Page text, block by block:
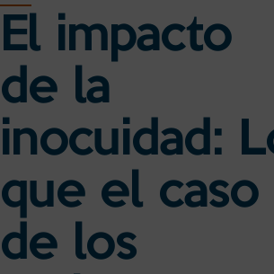
El impacto
de la
inocuidad:
que el caso
de los